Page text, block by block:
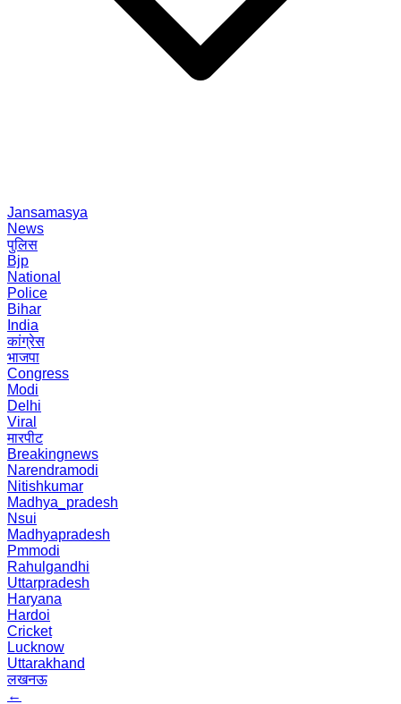
Jansamasya
News
पुलिस
Bjp
National
Police
Bihar
India
कांग्रेस
भाजपा
Congress
Modi
Delhi
Viral
मारपीट
Breakingnews
Narendramodi
Nitishkumar
Madhya_pradesh
Nsui
Madhyapradesh
Pmmodi
Rahulgandhi
Uttarpradesh
Haryana
Hardoi
Cricket
Lucknow
Uttarakhand
लखनऊ
←